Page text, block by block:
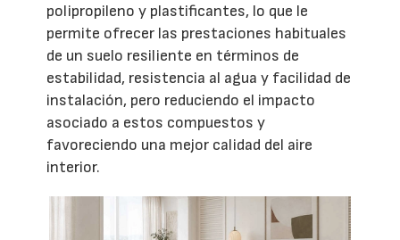
polipropileno y plastificantes, lo que le
permite ofrecer las prestaciones habituales
de un suelo resiliente en términos de
estabilidad, resistencia al agua y facilidad de
instalación, pero reduciendo el impacto
asociado a estos compuestos y
favoreciendo una mejor calidad del aire
interior.